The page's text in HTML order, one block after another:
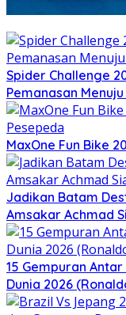
Spider Challenge
Pemanasan
MaxOne Fun Bike
Jadikan Batam
Amsakar Achmad
15 Gempuran
Dunia 2026